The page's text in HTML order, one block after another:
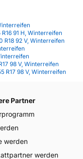
91 H, Winterreifen
92 V, Winterreifen
98 V, Winterreifen
R17 98 V, Winterreifen
Partner
werden
werden